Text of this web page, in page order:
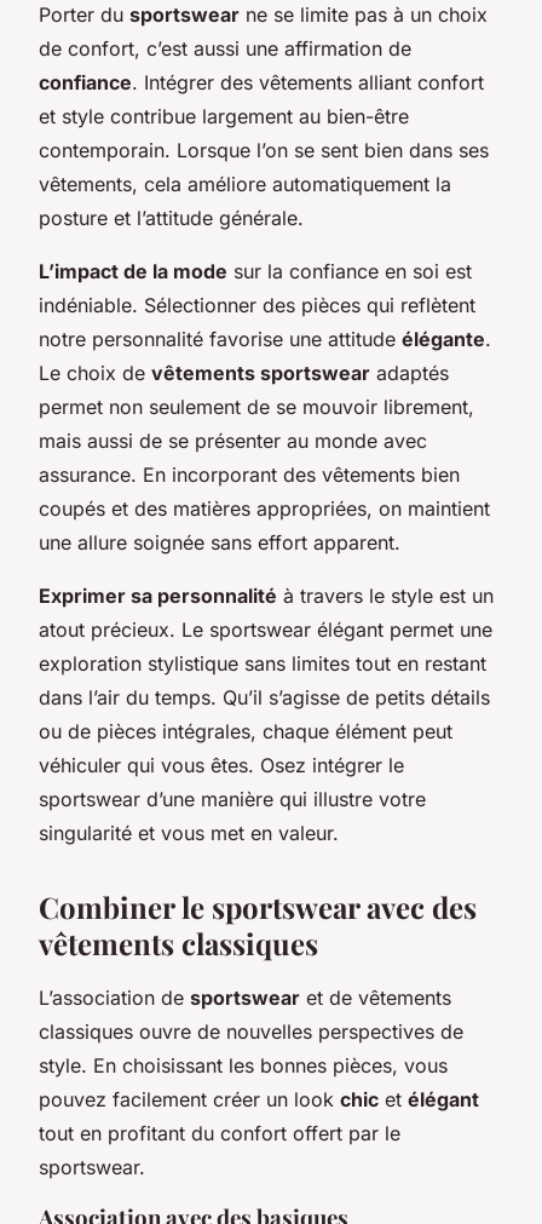
Porter du sportswear ne se limite pas à un choix
de confort, c’est aussi une affirmation de
confiance. Intégrer des vêtements alliant confort
et style contribue largement au bien-être
contemporain. Lorsque l’on se sent bien dans ses
vêtements, cela améliore automatiquement la
posture et l’attitude générale.
L’impact de la mode sur la confiance en soi est
indéniable. Sélectionner des pièces qui reflètent
notre personnalité favorise une attitude élégante.
Le choix de vêtements sportswear adaptés
permet non seulement de se mouvoir librement,
mais aussi de se présenter au monde avec
assurance. En incorporant des vêtements bien
coupés et des matières appropriées, on maintient
une allure soignée sans effort apparent.
Exprimer sa personnalité à travers le style est un
atout précieux. Le sportswear élégant permet une
exploration stylistique sans limites tout en restant
dans l’air du temps. Qu’il s’agisse de petits détails
ou de pièces intégrales, chaque élément peut
véhiculer qui vous êtes. Osez intégrer le
sportswear d’une manière qui illustre votre
singularité et vous met en valeur.
Combiner le sportswear avec des
vêtements classiques
L’association de sportswear et de vêtements
classiques ouvre de nouvelles perspectives de
style. En choisissant les bonnes pièces, vous
pouvez facilement créer un look chic et élégant
tout en profitant du confort offert par le
sportswear.
Association avec des basiques